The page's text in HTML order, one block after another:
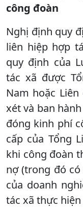
công đoàn
Nghị định quy
liên hiệp hợp
quy định của
tác xã được
Nam hoặc
xét và ban
đóng kinh phí
cấp của Tổng
khi công đoàn
nợ (trong đó
của doanh
tác xã thực